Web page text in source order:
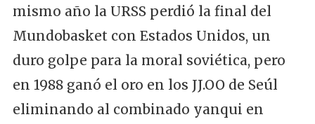
mismo año la URSS perdió la final del
Mundobasket con Estados Unidos, un
duro golpe para la moral soviética, pero
en 1988 ganó el oro en los JJ.OO de Seúl
eliminando al combinado yanqui en